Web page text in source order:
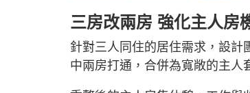
三房改兩房 強化主人房
針對三人同住的居住需求，設計
中兩房打通，合併為寬敞的主人